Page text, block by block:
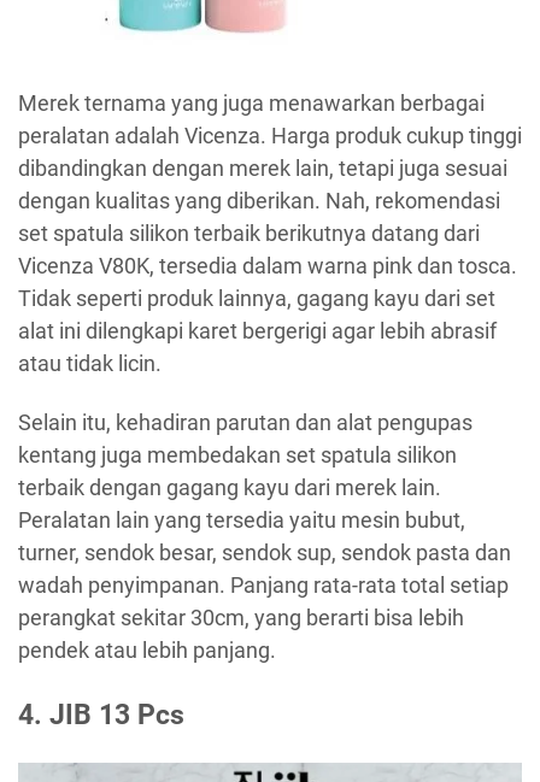
Merek ternama yang juga menawarkan berbagai
peralatan adalah Vicenza. Harga produk cukup tinggi
dibandingkan dengan merek lain, tetapi juga sesuai
dengan kualitas yang diberikan. Nah, rekomendasi
set spatula silikon terbaik berikutnya datang dari
Vicenza V80K, tersedia dalam warna pink dan tosca.
Tidak seperti produk lainnya, gagang kayu dari set
alat ini dilengkapi karet bergerigi agar lebih abrasif
atau tidak licin.
Selain itu, kehadiran parutan dan alat pengupas
kentang juga membedakan set spatula silikon
terbaik dengan gagang kayu dari merek lain.
Peralatan lain yang tersedia yaitu mesin bubut,
turner, sendok besar, sendok sup, sendok pasta dan
wadah penyimpanan. Panjang rata-rata total setiap
perangkat sekitar 30cm, yang berarti bisa lebih
pendek atau lebih panjang.
4. JIB 13 Pcs